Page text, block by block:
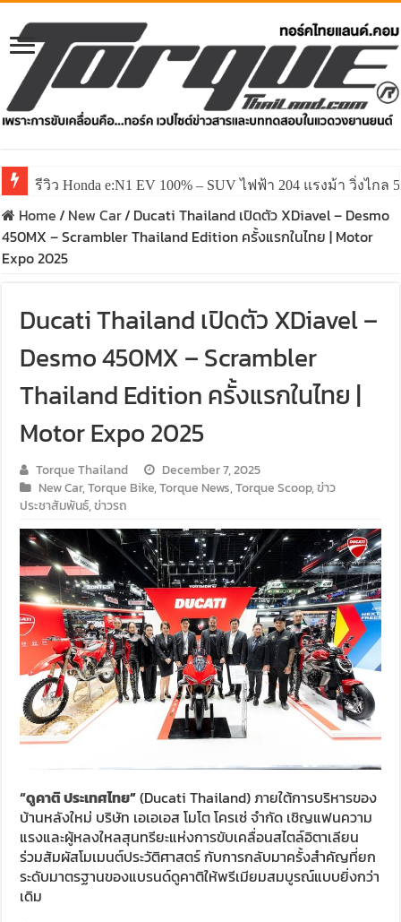
รีวิว Honda e:N1 EV 100% – SUV ไฟฟ้า 204 แรงม้า วิ่งไกล
Home/ New Car/ Ducati Thailand เปิดตัว XDiavel – Desmo
450MX – Scrambler Thailand Edition ครั้งแรกในไทย | Motor
Expo 2025
Ducati Thailand เปิดตัว XDiavel –
Desmo 450MX – Scrambler
Thailand Edition ครั้งแรกในไทย |
Motor Expo 2025
Torque Thailand
December 7, 2025
New Car,Torque Bike,Torque News,Torque Scoop,ข่าว
ประชาสัมพันธ์,ข่าวรถ
“ดูคาติ ประเทศไทย”(Ducati Thailand) ภายใต้การบริหารของ
บ้านหลังใหม่ บริษัท เอเอเอส โมโต โครเซ่ จำกัด เชิญแฟนความ
แรงและผู้หลงใหลสุนทรียะแห่งการขับเคลื่อนสไตล์อิตาเลียน
ร่วมสัมผัสโมเมนต์ประวัติศาสตร์ กับการกลับมาครั้งสำคัญที่ยก
ระดับมาตรฐานของแบรนด์ดูคาติให้พรีเมียมสมบูรณ์แบบยิ่งกว่า
เดิม